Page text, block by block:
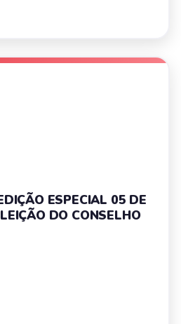
ESPECIAL 05 DE
DO CONSELHO